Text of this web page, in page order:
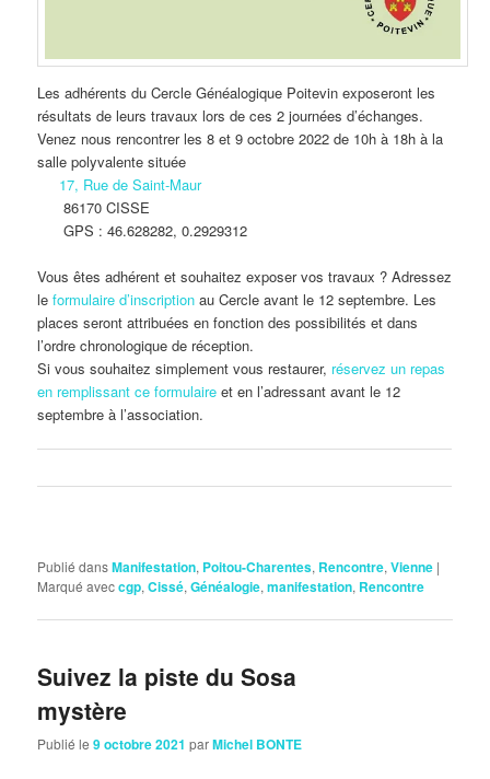
Les adhérents du Cercle Généalogique Poitevin exposeront les
résultats de leurs travaux lors de ces 2 journées d’échanges.
Venez nous rencontrer les 8 et 9 octobre 2022 de 10h à 18h à la
salle polyvalente située
17, Rue de Saint-Maur
86170 CISSE
GPS : 46.628282, 0.2929312
Vous êtes adhérent et souhaitez exposer vos travaux ? Adressez
leformulaire d’inscription au Cercle avant le 12 septembre. Les
places seront attribuées en fonction des possibilités et dans
l’ordre chronologique de réception.
Si vous souhaitez simplement vous restaurer, réservez un repas
en remplissant ce formulaire et en l’adressant avant le 12
septembre à l’association.
Publié dansManifestation, Poitou-Charentes, Rencontre,Vienne |
Marqué aveccgp,Cissé,Généalogie,manifestation, Rencontre
Suivez la piste du Sosa
mystère
Publié le9 octobre 2021 parMichel BONTE